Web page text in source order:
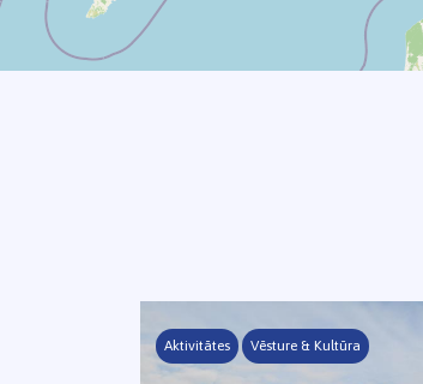
Aktivitātes Vēsture & Kultūra